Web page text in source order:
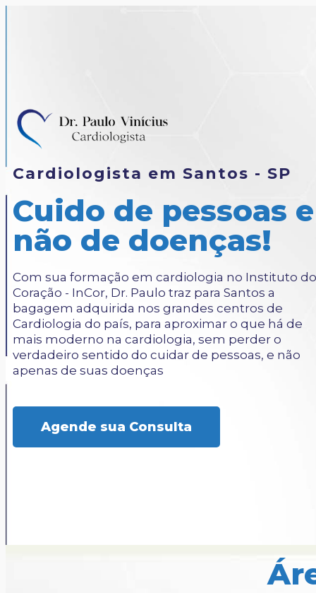
Cardiologista em Santos - SP
Cuido de pessoas e
não de doenças!
Com sua formação em cardiologia no Instituto do
Coração - InCor, Dr. Paulo traz para Santos a
bagagem adquirida nos grandes centros de
Cardiologia do país, para aproximar o que há de
mais moderno na cardiologia, sem perder o
verdadeiro sentido do cuidar de pessoas, e não
apenas de suas doenças
Agende sua Consulta